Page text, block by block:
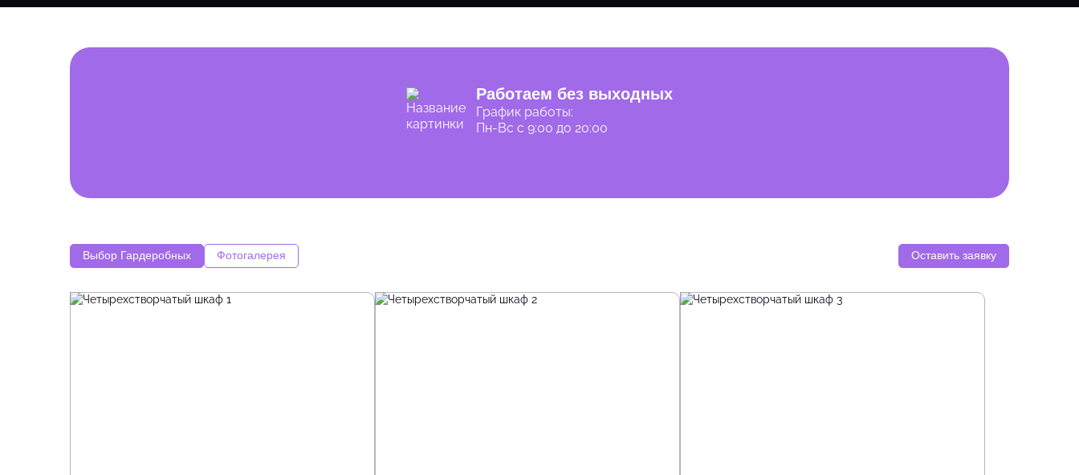
Работаем без выходных
График работы:
Пн-Вс с 9:00 до 20:00
Выбор Гардеробных Фотогалерея Оставить заявку